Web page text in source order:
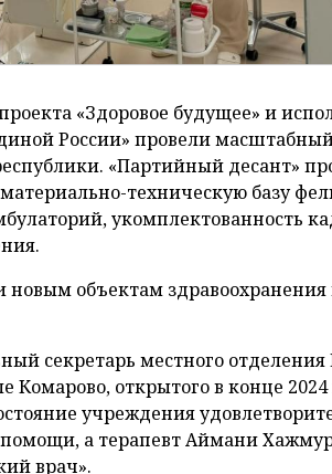
«Здоровое будущее» и
России» провели
«Партийный десант»
техническую базу
укомплектованность
объектам здравоохранения
секретарь местного отделения
Комарово, открытого в конце 2024
учреждения
а терапевт Аймани
врач».